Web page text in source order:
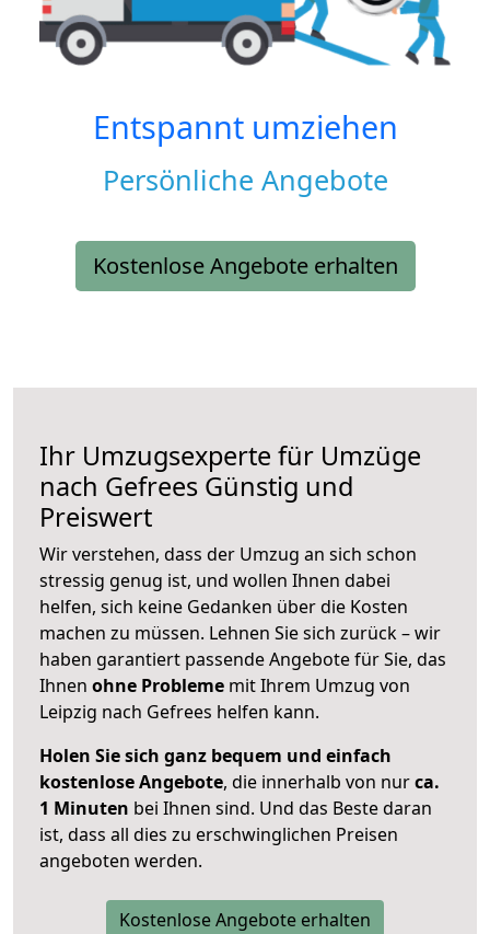
Entspannt umziehen
Persönliche Angebote
Kostenlose Angebote erhalten
Ihr Umzugsexperte für Umzüge
nach Gefrees Günstig und
Preiswert
Wir verstehen, dass der Umzug an sich schon
stressig genug ist, und wollen Ihnen dabei
helfen, sich keine Gedanken über die Kosten
machen zu müssen. Lehnen Sie sich zurück – wir
haben garantiert passende Angebote für Sie, das
Ihnen ohne Probleme mit Ihrem Umzug von
Leipzig nach Gefrees helfen kann.
Holen Sie sich ganz bequem und einfach
kostenlose Angebote, die innerhalb von nurca.
1 Minuten bei Ihnen sind. Und das Beste daran
ist, dass all dies zu erschwinglichen Preisen
angeboten werden.
Kostenlose Angebote erhalten